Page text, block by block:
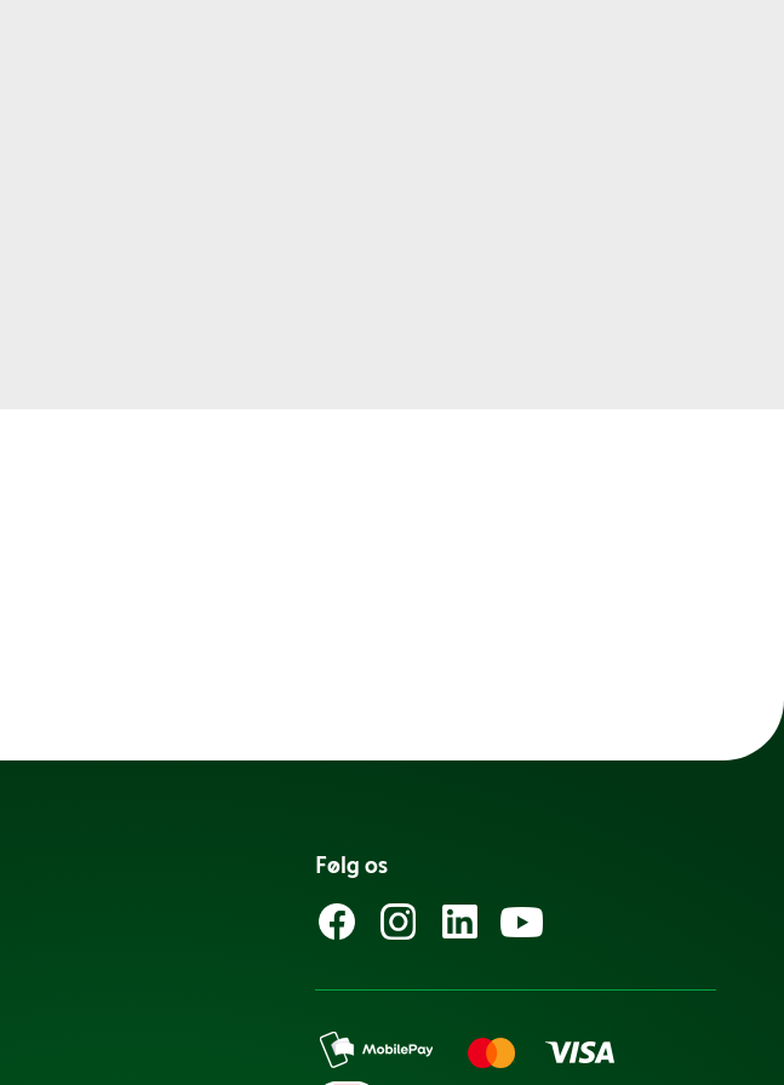
Følg os